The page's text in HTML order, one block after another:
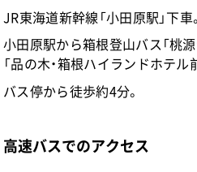
JR東海道新幹線「小田原駅」下車。
小田原駅から箱根登山バス「桃源
「品の木・箱根ハイランドホテル
バス停から徒歩約4分。
高速バスでのアクセス